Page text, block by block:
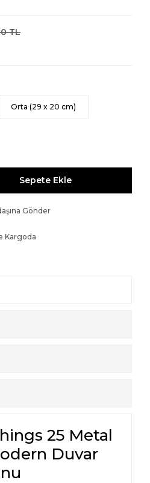
TL
Orta (29 x 20 cm)
Sepete Ekle
Gönder
Kargoda
25 Metal
Duvar